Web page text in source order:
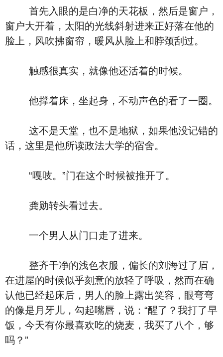
首先入眼的是白净的天花板，然后是窗户，
窗户大开着，太阳的光线斜射进来正好落在他的
脸上，风吹拂窗帘，暖风从脸上和脖颈刮过。
触感很真实，就像他还活着的时候。
他撑着床，坐起身，不动声色的看了一圈。
这不是天堂，也不是地狱，如果他没记错的
话，这里是他所读政法大学的宿舍。
“嘎吱。”门在这个时候被推开了。
龚勋转头看过去。
一个男人从门口走了进来。
整齐干净的浅色衣服，偏长的刘海过了眉，
在进屋的时候似乎刻意的放轻了呼吸，然而在确
认他已经起床后，男人的脸上露出笑容，眼弯弯
的像是月牙儿，勾起嘴唇，说：“醒了？我打了早
饭，今天有你最喜欢吃的烧麦，我买了八个，够
吗？”